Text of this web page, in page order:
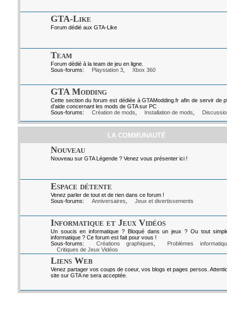
GTA-Like
Forum dédié aux GTA-Like
Team
Forum dédié à la team de jeu en ligne.
Sous-forums:
Playstation 3, Xbox 360
GTA Modding
Cette section du forum est dédiée à GTAModding.fr afin de servir de
d'aide concernant les mods de GTA sur PC
Sous-forums:
Création de mods Installation de mods
LA COMMUNAUTÉ
Nouveau
Nouveau sur GTA Légende ? Venez vous présenter ici !
Espace détente
Venez parler de tout et de rien dans ce forum !
Sous-forums:
Anniversaires Jeux et divertissements
Informatique et Jeux Vidéos
Un soucis en informatique ? Bloqué dans un jeux ? Ou tout
informatique ? Ce forum est fait pour vous !
Sous-forums:
Créations graphiques
Problèmes
Critiques de Jeux Vidéos
Liens Web
Venez partager vos coups de coeur, vos blogs et pages persos.
site sur GTA ne sera acceptée.